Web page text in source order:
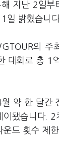
지난 2일
일 밝혔습니
의 주
대회로 총 1
약 한 달간
됐습니다.
드 횟수 제